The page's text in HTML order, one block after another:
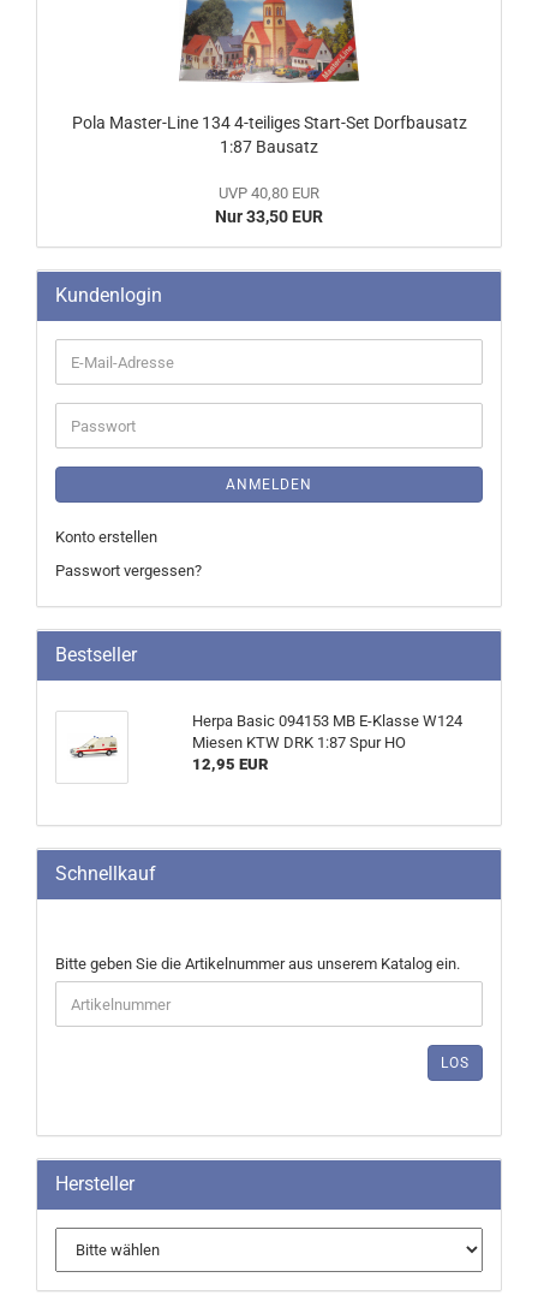
Pola Master-Line 134 4-teiliges Start-Set Dorfbausatz
1:87 Bausatz
UVP 40,80 EUR
Nur 33,50 EUR
Kundenlogin
E-
Mail-
Adresse
Passwort
ANMELDEN
Konto erstellen
Passwort vergessen?
Bestseller
Herpa Basic 094153 MB E-Klasse W124
Miesen KTW DRK 1:87 Spur HO
12,95 EUR
Schnellkauf
BITTE
GEBEN
SIE
DIE
EIN.
Bitte geben Sie die Artikelnummer aus unserem Katalog ein.
LOS
Hersteller